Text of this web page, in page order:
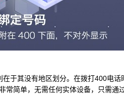
于其没有地区划分。在拨打400电
简单，无需任何实体设备，只需通